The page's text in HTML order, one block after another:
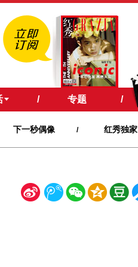
/ 专题 /
下一秒偶像 / 红秀独家
新 腾 微 空 豆